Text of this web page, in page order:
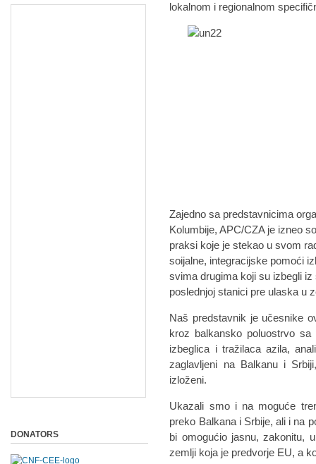
lokalnom i regionalnom
Zajedno sa predstavnicima
Kolumbije, APC/CZA je izneo
praksi koje je stekao u svom
soijalne, integracijske pomoći
svima drugima koji su izbegli
poslednjoj stanici pre ulaska u
Naš predstavnik je učesnike
kroz balkansko poluostrvo
izbeglica i tražilaca azila,
zaglavljeni na Balkanu i
izloženi.
Ukazali smo i na moguće
preko Balkana i Srbije, ali i na
bi omogućio jasnu, zakonitu,
zemlji koja je predvorje EU, a
DONATORS